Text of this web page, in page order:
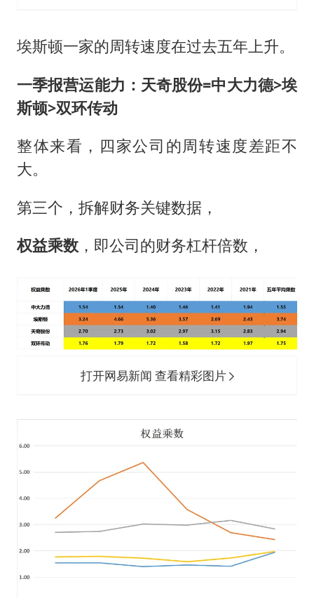
埃斯顿一家的周转速度在过去五年上升。
一季报营运能力：天奇股份=中大力德>埃
斯顿>双环传动
整体来看，四家公司的周转速度差距不
大。
第三个，拆解财务关键数据，
权益乘数，即公司的财务杠杆倍数，
打开网易新闻 查看精彩图片